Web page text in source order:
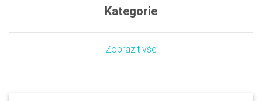
Kategorie
Zobrazit vše